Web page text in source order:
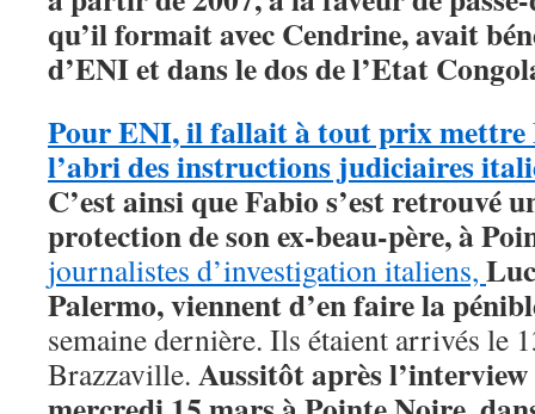
qu’il formait avec Cendrine, avait
d’ENI et dans le dos de l’Etat
Pour ENI, il fallait à tout prix mettre
l’abri des instructions judiciaires
C’est ainsi que Fabio s’est retrouvé
protection de son ex-beau-père, à
journalistes d’investigation italiens,
Palermo, viennent d’en faire la
semaine dernière. Ils étaient arrivés le
Brazzaville. Aussitôt après